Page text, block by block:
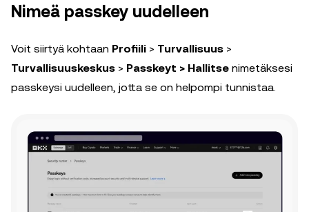
Nimeä passkey uudelleen
Voit siirtyä kohtaan Profiili > Turvallisuus >
Turvallisuuskeskus > Passkeyt > Hallitse nimetäksesi
passkeysi uudelleen, jotta se on helpompi tunnistaa.